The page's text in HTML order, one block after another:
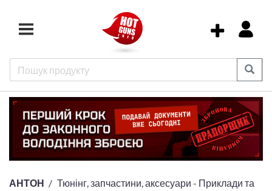
АНТОН
Тюнінг, запчастини, аксесуари - Приклади та